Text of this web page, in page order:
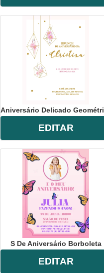
Aniversário Delicado Geométrico
EDITAR
S De Aniversário Borboleta
EDITAR